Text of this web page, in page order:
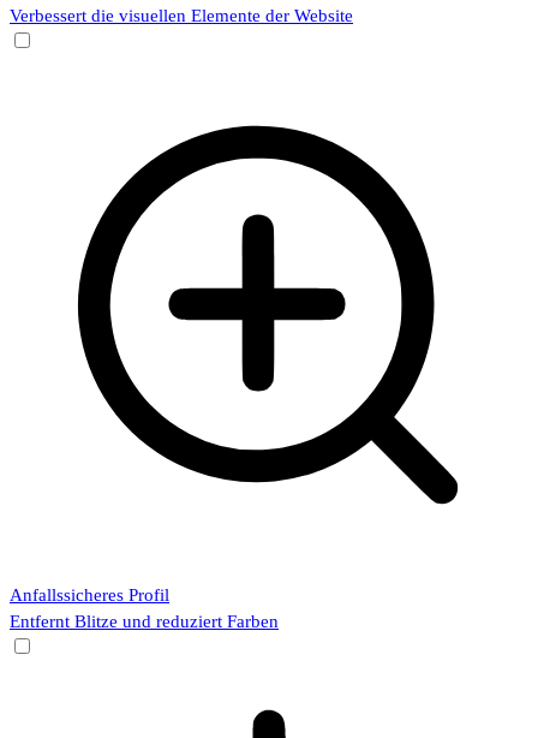
Verbessert die visuellen Elemente der Website
Anfallssicheres Profil
Entfernt Blitze und reduziert Farben